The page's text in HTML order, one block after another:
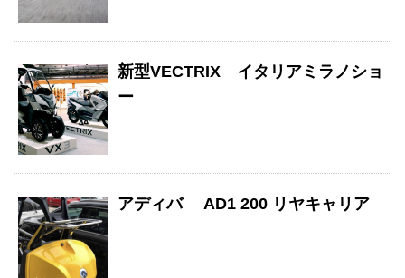
新型VECTRIX イタリアミラノショ
ー
アディバ AD1 200 リヤキャリア